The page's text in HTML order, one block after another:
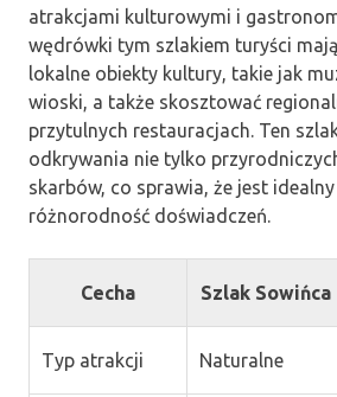
atrakcjami kulturowymi i
wędrówki tym szlakiem turyści
lokalne obiekty kultury, takie jak
wioski, a także skosztować
przytulnych restauracjach. Ten
odkrywania nie tylko
skarbów, co sprawia, że jest
różnorodność doświadczeń.
Cecha Szlak Sowińca
Typ atrakcji Naturalne